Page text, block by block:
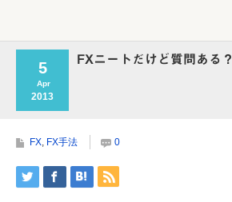
5
Apr
2013
FXニートだけど質問ある？
FX, FX手法 0